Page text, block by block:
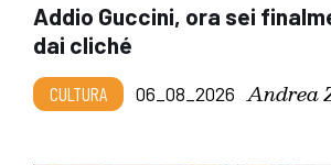
Addio Guccini, ora sei
dai cliché
CULTURA 06_08_2026 Andrea